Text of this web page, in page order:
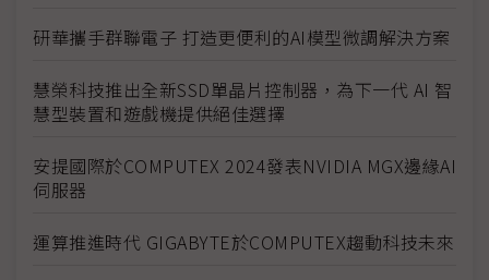
研華攜手群聯電子 打造更便利的AI模型微調解決方案
慧榮科技推出全新SSD單晶片控制器，為下一代 AI 智
慧型裝置和遊戲機提供絕佳選擇
安提國際於COMPUTEX 2024發表NVIDIA MGX邊緣AI
伺服器
運算推進時代 GIGABYTE於COMPUTEX趨動科技未來